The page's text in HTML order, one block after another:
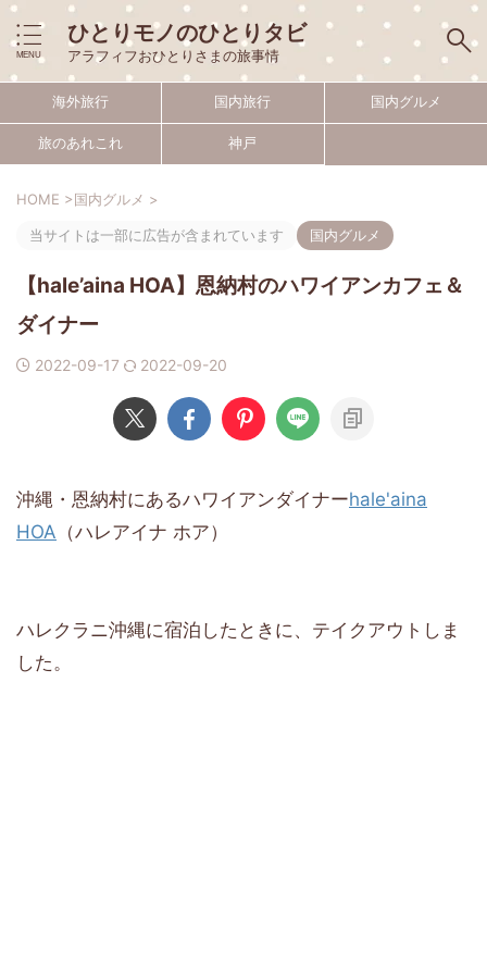
ひとりモノのひとりタビ
アラフィフおひとりさまの旅事情
海外旅行 国内旅行 国内グルメ
旅のあれこれ 神戸
HOME >国内グルメ >
当サイトは一部に広告が含まれています 国内グルメ
【hale’aina HOA】恩納村のハワイアンカフェ＆
ダイナー
2022-09-17 2022-09-20
沖縄・恩納村にあるハワイアンダイナーhale'aina
HOA （ハレアイナ ホア）
ハレクラニ沖縄に宿泊したときに、テイクアウトしま
した。